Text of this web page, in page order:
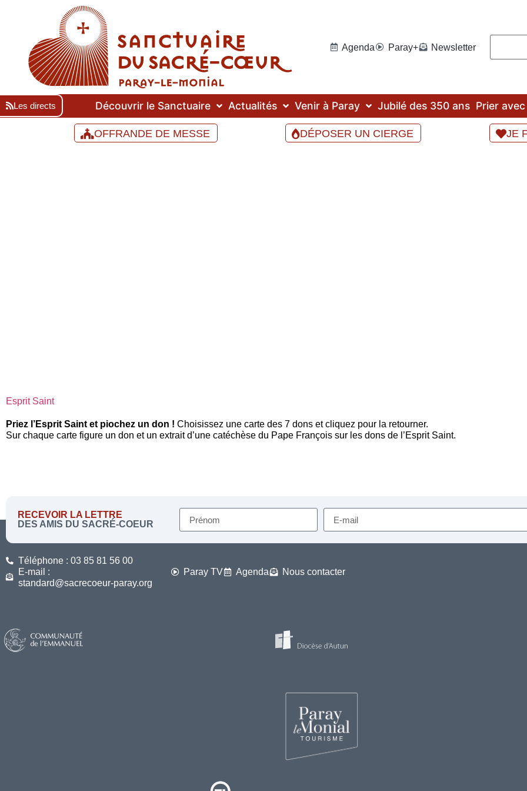
Agenda Paray+ Newsletter
Les directs Découvrir le Sanctuaire Actualités Venir à Paray Jubilé des 350 ans Prier
OFFRANDE DE MESSE DÉPOSER UN CIERGE JE
Esprit Saint
Priez l’Esprit Saint et piochez un don ! Choisissez une carte des 7 dons et cliquez pour la retourner.
Sur chaque carte figure un don et un extrait d’une catéchèse du Pape François sur les dons de l’Esprit Saint.
RECEVOIR LA LETTRE
DES AMIS DU SACRÉ-COEUR
Téléphone : 03 85 81 56 00
E-mail :
standard@sacrecoeur-paray.org
Paray TV Agenda Nous contacter